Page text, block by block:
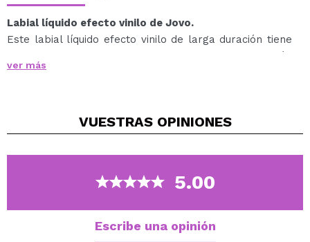
Labial líquido efecto vinilo de Jovo.
Este labial líquido efecto vinilo de larga duración tiene
una suave textura en crema y una alta pigmentación
que además no deja los labios con sensación de
acabado perfecto.
Cruelty free.
ver más
VUESTRAS OPINIONES
5.00
Escribe una opinión